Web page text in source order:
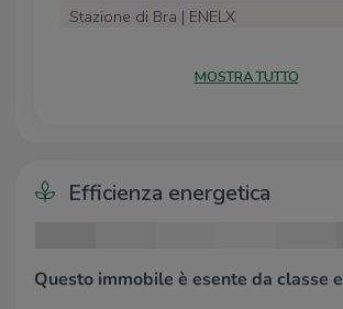
Stazione di Bra | ENELX
Scuola Secondaria di 1° Grado Santa
Vittoria d'Alba
Farmacia
MOSTRA TUTTO
Efficienza energetica
Questo immobile è esente da classe